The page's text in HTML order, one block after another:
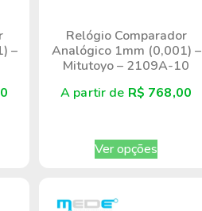
–
Relógio Comparador
Analógico 1mm (0,001) –
Mitutoyo – 2109A-10
A partir de R$ 768,00
Ver opções